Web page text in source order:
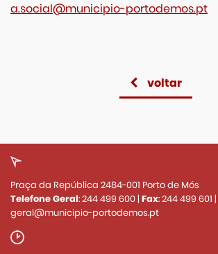
a.social@municipio-portodemos.pt
voltar
Praça da República 2484-001 Porto de Mós
Telefone Geral:244 499 600| Fax:244 499 601 |
geral@municipio-portodemos.pt